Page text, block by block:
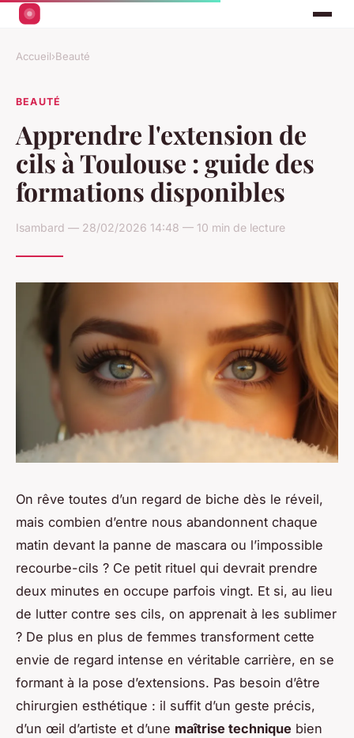
Accueil›Beauté
BEAUTÉ
Apprendre l'extension de
cils à Toulouse : guide des
formations disponibles
Isambard — 28/02/2026 14:48 — 10 min de lecture
On rêve toutes d’un regard de biche dès le réveil,
mais combien d’entre nous abandonnent chaque
matin devant la panne de mascara ou l’impossible
recourbe-cils ? Ce petit rituel qui devrait prendre
deux minutes en occupe parfois vingt. Et si, au lieu
de lutter contre ses cils, on apprenait à les sublimer
? De plus en plus de femmes transforment cette
envie de regard intense en véritable carrière, en se
formant à la pose d’extensions. Pas besoin d’être
chirurgien esthétique : il suffit d’un geste précis,
d’un œil d’artiste et d’une maîtrise technique bien